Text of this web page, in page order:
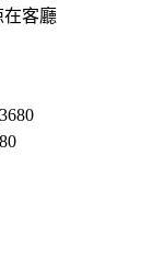
在客廳